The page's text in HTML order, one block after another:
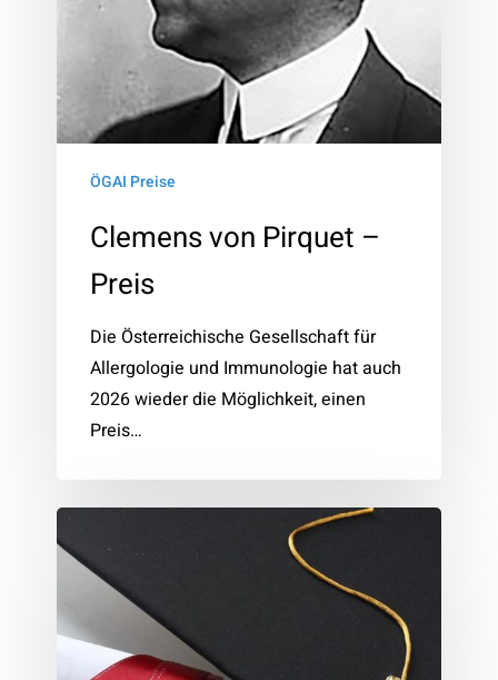
ÖGAI Preise
Clemens von Pirquet –
Preis
Die Österreichische Gesellschaft für
Allergologie und Immunologie hat auch
2026 wieder die Möglichkeit, einen
Preis…
Dissertationspreis